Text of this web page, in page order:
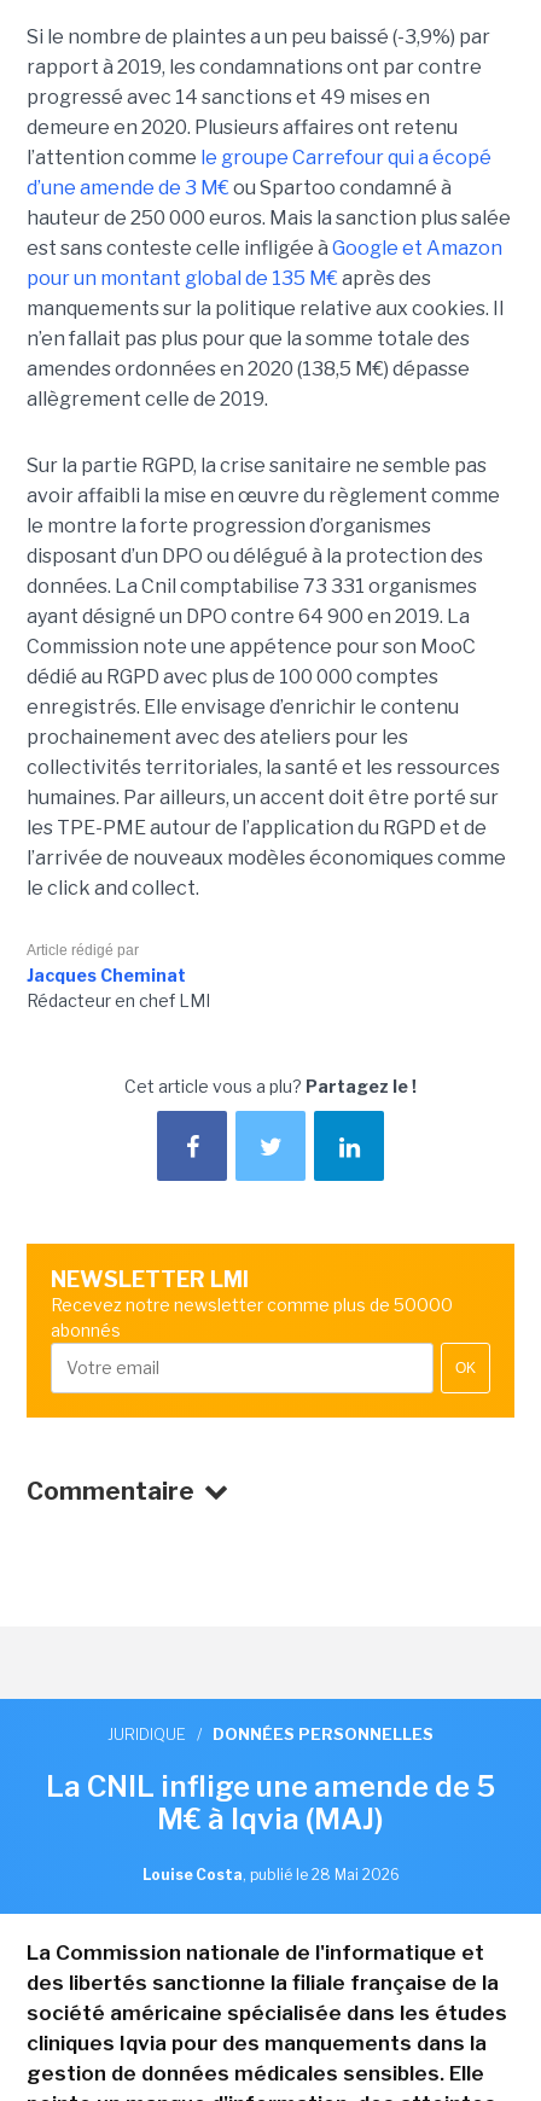
Si le nombre de plaintes a un peu baissé (-3,9%) par
rapport à 2019, les condamnations ont par contre
progressé avec 14 sanctions et 49 mises en
demeure en 2020. Plusieurs affaires ont retenu
l’attention comme le groupe Carrefour qui a écopé
d’une amende de 3 M€ ou Spartoo condamné à
hauteur de 250 000 euros. Mais la sanction plus salée
est sans conteste celle infligée à Google et Amazon
pour un montant global de 135 M€ après des
manquements sur la politique relative aux cookies. Il
n’en fallait pas plus pour que la somme totale des
amendes ordonnées en 2020 (138,5 M€) dépasse
allègrement celle de 2019.
Sur la partie RGPD, la crise sanitaire ne semble pas
avoir affaibli la mise en œuvre du règlement comme
le montre la forte progression d’organismes
disposant d’un DPO ou délégué à la protection des
données. La Cnil comptabilise 73 331 organismes
ayant désigné un DPO contre 64 900 en 2019. La
Commission note une appétence pour son MooC
dédié au RGPD avec plus de 100 000 comptes
enregistrés. Elle envisage d’enrichir le contenu
prochainement avec des ateliers pour les
collectivités territoriales, la santé et les ressources
humaines. Par ailleurs, un accent doit être porté sur
les TPE-PME autour de l’application du RGPD et de
l’arrivée de nouveaux modèles économiques comme
le click and collect.
Article rédigé par
Jacques Cheminat
Rédacteur en chef LMI
Cet article vous a plu? Partagez le !
NEWSLETTER LMI
Recevez notre newsletter comme plus de 50000
abonnés
OK
Commentaire
JURIDIQUE / DONNÉES PERSONNELLES
La CNIL inflige une amende de 5
M€ à Iqvia (MAJ)
Louise Costa, publié le 28 Mai 2026
La Commission nationale de l'informatique et
des libertés sanctionne la filiale française de la
société américaine spécialisée dans les études
cliniques Iqvia pour des manquements dans la
gestion de données médicales sensibles. Elle